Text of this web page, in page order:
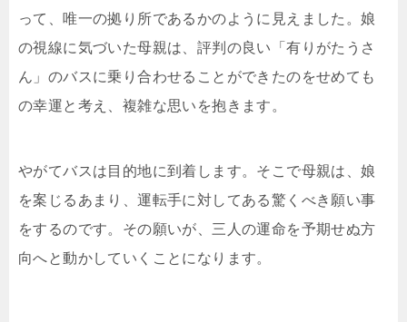
って、唯一の拠り所であるかのように見えました。娘
の視線に気づいた母親は、評判の良い「有りがたうさ
ん」のバスに乗り合わせることができたのをせめても
の幸運と考え、複雑な思いを抱きます。
やがてバスは目的地に到着します。そこで母親は、娘
を案じるあまり、運転手に対してある驚くべき願い事
をするのです。その願いが、三人の運命を予期せぬ方
向へと動かしていくことになります。